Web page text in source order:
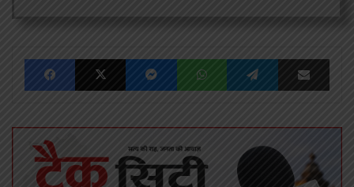
FacebookX MessengerWhatsAppTelegram Share via Email